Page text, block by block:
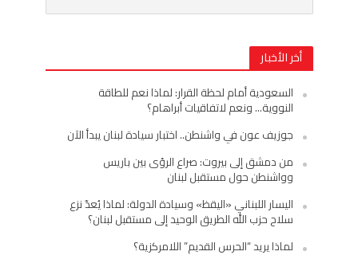
أخر الأخبار
السعودية أمام لحظة القرار: لماذا نعم للطاقة
النووية… ونعم لاتفاقيات أبراهام؟
جوزيف عون في واشنطن.. اختبار سيادة لبنان يبدأ الآن
من دمشق إلى بيروت: صراع الرؤى بين باريس
وواشنطن حول مستقبل لبنان
اليسار اللبناني «اليقظ» وسيادة الدولة: لماذا يُعدّ نزع
سلاح حزب الله الطريق الوحيد إلى مستقبل لبنان؟
لماذا يريد “الحرس القديم” اللامركزية؟